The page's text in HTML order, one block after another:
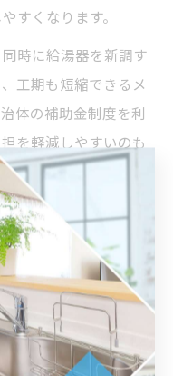
すくなります。
時に給湯器を新調す
工期も短縮できるメ
体の補助金制度を利
を軽減しやすいのも
施工実績や保証内
しましょう。実際の
に給湯器も交換した
うになった」といっ